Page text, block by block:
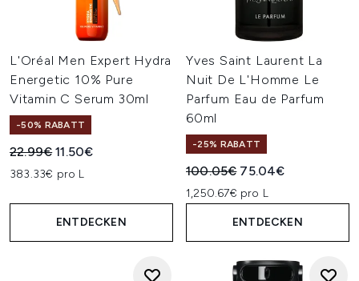
L'Oréal Men Expert Hydra
Energetic 10% Pure
Vitamin C Serum 30ml
-50% RABATT
Unverbindliche Preisempfehlung:
22.99€Aktueller Preis:
11.50€
383.33€ pro L
ENTDECKEN
Yves Saint Laurent La
Nuit De L'Homme Le
Parfum Eau de Parfum
60ml
-25% RABATT
Unverbindliche
100.05€ Aktueller Preis:
75.04€
1,250.67€ pro L
ENTDECKEN